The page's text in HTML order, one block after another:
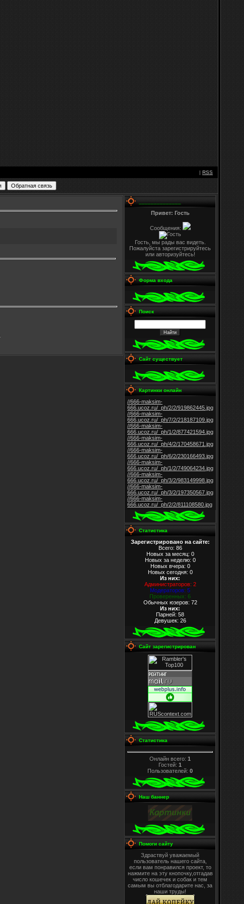
| RSS
Привет: Гость
Сообщения:
Гость, мы рады вас видеть.
Пожалуйста зарегистрируйтесь
или авторизуйтесь!
Форма входа
Поиск
Сайт существует
Картинки онлайн
//666-maksim-
666.ucoz.ru/_ph/2/2/919862445.jpg
//666-maksim-
666.ucoz.ru/_ph/7/2/218187109.jpg
//666-maksim-
666.ucoz.ru/_ph/1/2/877421594.jpg
//666-maksim-
666.ucoz.ru/_ph/4/2/170458671.jpg
//666-maksim-
666.ucoz.ru/_ph/6/2/230166493.jpg
//666-maksim-
666.ucoz.ru/_ph/1/2/749064234.jpg
//666-maksim-
666.ucoz.ru/_ph/3/2/983149998.jpg
//666-maksim-
666.ucoz.ru/_ph/3/2/197350567.jpg
//666-maksim-
666.ucoz.ru/_ph/2/2/811108580.jpg
Статистика
Зарегистрировано на сайте:
Всего: 86
Новых за месяц: 0
Новых за неделю: 0
Новых вчера: 0
Новых сегодня: 0
Из них:
Администраторов: 2
Модераторов: 5
Проверенных: 6
Обычных юзеров: 72
Из них:
Парней: 58
Девушек: 26
Сайт зарегистрирован
Статистика
Онлайн всего: 1
Гостей: 1
Пользователей: 0
Наш баннер
Помоги сайту
Здраствуй уважаемый
пользователь нашего сайта,
если вам понравился проект, то
нажмите на эту кнопочку,отгадав
число кошечек и собак и тем
самым вы отблагодарите нас, за
наши труды!